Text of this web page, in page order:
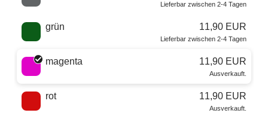
Lieferbar zwischen 2-4 Tagen
grün 11,90 EUR
Lieferbar zwischen 2-4 Tagen
magenta 11,90 EUR
Ausverkauft.
rot 11,90 EUR
Ausverkauft.